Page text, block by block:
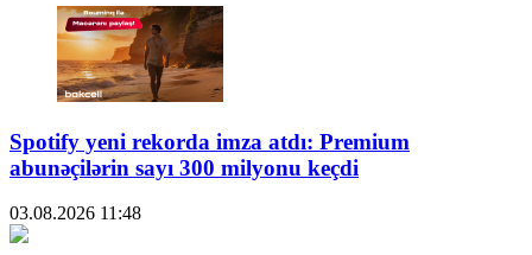
Spotify yeni rekorda imza atdı: Premium
abunəçilərin sayı 300 milyonu keçdi
03.08.2026 11:48